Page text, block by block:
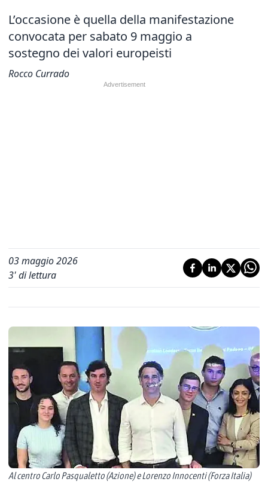
L’occasione è quella della manifestazione
convocata per sabato 9 maggio a
sostegno dei valori europeisti
Rocco Currado
03 maggio 2026
3' di lettura
Al centro Carlo Pasqualetto (Azione) e Lorenzo Innocenti (Forza Italia)